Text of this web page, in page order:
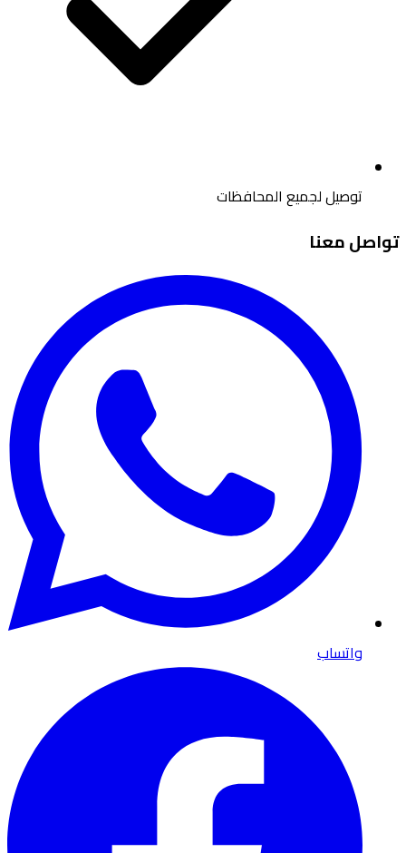
توصيل لجميع المحافظات
تواصل معنا
واتساب